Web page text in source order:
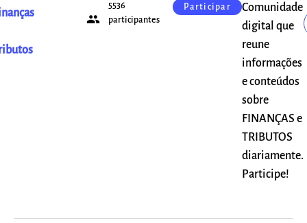
people
5536
participantes
Participar
Comunidade
digital que
reune
informações
e conteúdos
sobre
FINANÇAS e
TRIBUTOS
diariamente.
Participe!